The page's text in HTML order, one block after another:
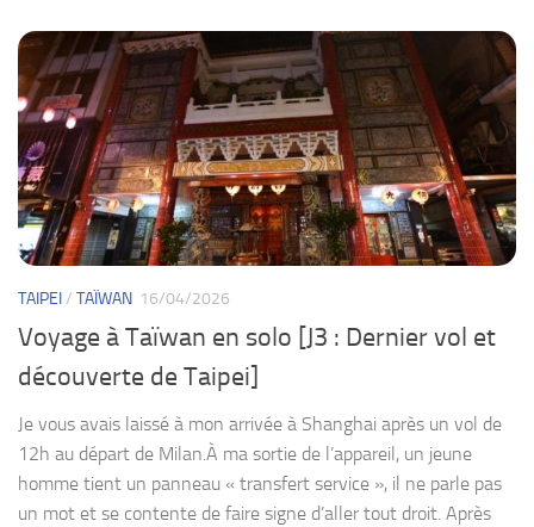
TAIPEI/ TAÏWAN 16/04/2026
Voyage à Taïwan en solo [J3 : Dernier vol et
découverte de Taipei]
Je vous avais laissé à mon arrivée à Shanghai après un vol de
12h au départ de Milan.À ma sortie de l’appareil, un jeune
homme tient un panneau « transfert service », il ne parle pas
un mot et se contente de faire signe d’aller tout droit. Après